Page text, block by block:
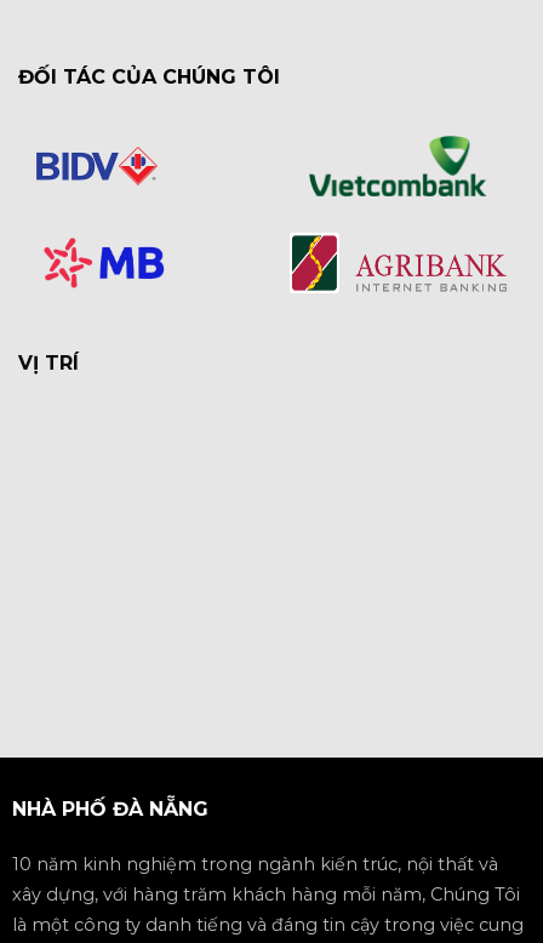
ĐỐI TÁC CỦA CHÚNG TÔI
VỊ TRÍ
NHÀ PHỐ ĐÀ NẴNG
10 năm kinh nghiệm trong ngành kiến trúc, nội thất và
xây dựng, với hàng trăm khách hàng mỗi năm, Chúng Tôi
là một công ty danh tiếng và đáng tin cậy trong việc cung